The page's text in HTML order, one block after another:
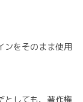
ンをそのまま使用
としても、著作権